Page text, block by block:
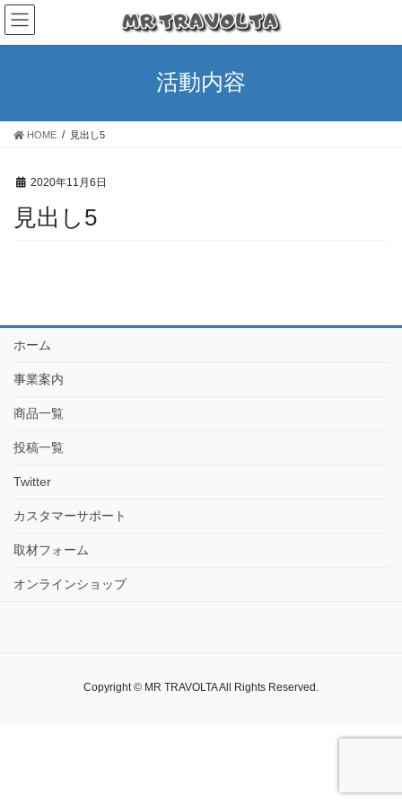
活動内容
HOME 見出し5
2020年11月6日
見出し5
ホーム
事業案内
商品一覧
投稿一覧
Twitter
カスタマーサポート
取材フォーム
オンラインショップ
Copyright © MR TRAVOLTA All Rights Reserved.